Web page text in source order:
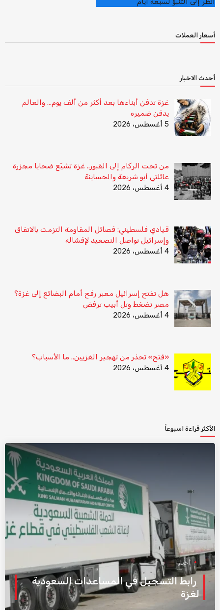
أسعار العملات
أحدث الاخبار
غزة تدفن أبناءها بعد أكثر من ألف يوم… والعالم
يدفن ضميره
5 أغسطس، 2026
من تحت الركام إلى القبور.. غزة تشيّع ضحايا مجزرة
عائلتي أبو شريعة والحساينة
4 أغسطس، 2026
قيادي فلسطيني: فصائل المقاومة التزمت بالاتفاق
وإسرائيل تواصل التصعيد لإفشاله
4 أغسطس، 2026
هل تفتح إسرائيل معبر رفح أمام البضائع إلى غزة؟
مصر تضغط وتل أبيب ترفض
4 أغسطس، 2026
«فتح» تحذر من تهجير الغزيين.. ما الأسباب؟
4 أغسطس، 2026
الأكثر قراءة اسبوعاً
أخبار
رابط التسجيل في المساعدات السعودية
لغزة